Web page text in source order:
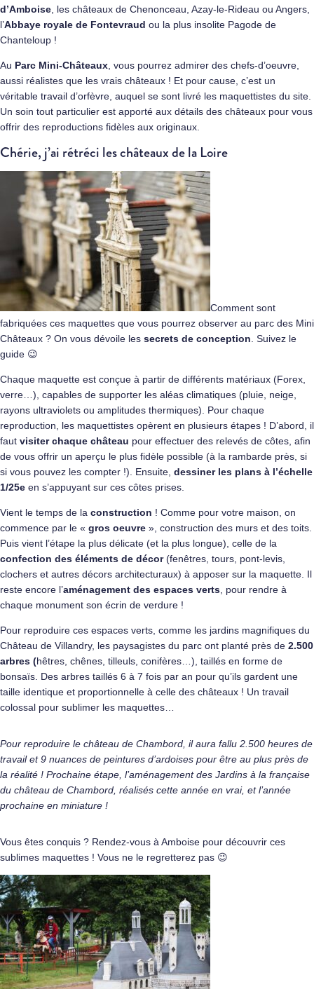
d’Amboise , les châteaux de Chenonceau, Azay-le-Rideau ou Angers,
l’Abbaye royale de Fontevraud ou la plus insolite Pagode de
Chanteloup !
Au Parc Mini-Châteaux , vous pourrez admirer des chefs-d’oeuvre,
aussi réalistes que les vrais châteaux ! Et pour cause, c’est un
véritable travail d’orfèvre, auquel se sont livré les maquettistes du site.
Un soin tout particulier est apporté aux détails des châteaux pour vous
offrir des reproductions fidèles aux originaux.
Chérie, j’ai rétréci les châteaux de la Loire
Comment sont
fabriquées ces maquettes que vous pourrez observer au parc des Mini
Châteaux ? On vous dévoile les secrets de conception . Suivez le
guide 😉
Chaque maquette est conçue à partir de différents matériaux (Forex,
verre…), capables de supporter les aléas climatiques (pluie, neige,
rayons ultraviolets ou amplitudes thermiques). Pour chaque
reproduction, les maquettistes opèrent en plusieurs étapes ! D’abord, il
faut visiter chaque château pour effectuer des relevés de côtes, afin
de vous offrir un aperçu le plus fidèle possible (à la rambarde près, si
si vous pouvez les compter !). Ensuite, dessiner les plans à l’échelle
1/25e en s’appuyant sur ces côtes prises.
Vient le temps de la construction ! Comme pour votre maison, on
commence par le « gros oeuvre », construction des murs et des toits.
Puis vient l’étape la plus délicate (et la plus longue), celle de la
confection des éléments de décor(fenêtres, tours, pont-levis,
clochers et autres décors architecturaux) à apposer sur la maquette. Il
reste encore l’aménagement des espaces verts , pour rendre à
chaque monument son écrin de verdure !
Pour reproduire ces espaces verts, comme les jardins magnifiques du
Château de Villandry, les paysagistes du parc ont planté près de 2.500
arbres (hêtres, chênes, tilleuls, conifères…), taillés en forme de
bonsaïs. Des arbres taillés 6 à 7 fois par an pour qu’ils gardent une
taille identique et proportionnelle à celle des châteaux ! Un travail
colossal pour sublimer les maquettes…
Pour reproduire le château de Chambord, il aura fallu 2.500 heures de
travail et 9 nuances de peintures d’ardoises pour être au plus près de
la réalité ! Prochaine étape, l’aménagement des Jardins à la française
du château de Chambord , réalisés cette année en vrai, et l’année
prochaine en miniature !
Vous êtes conquis ? Rendez-vous à Amboise pour découvrir ces
sublimes maquettes ! Vous ne le regretterez pas 😉